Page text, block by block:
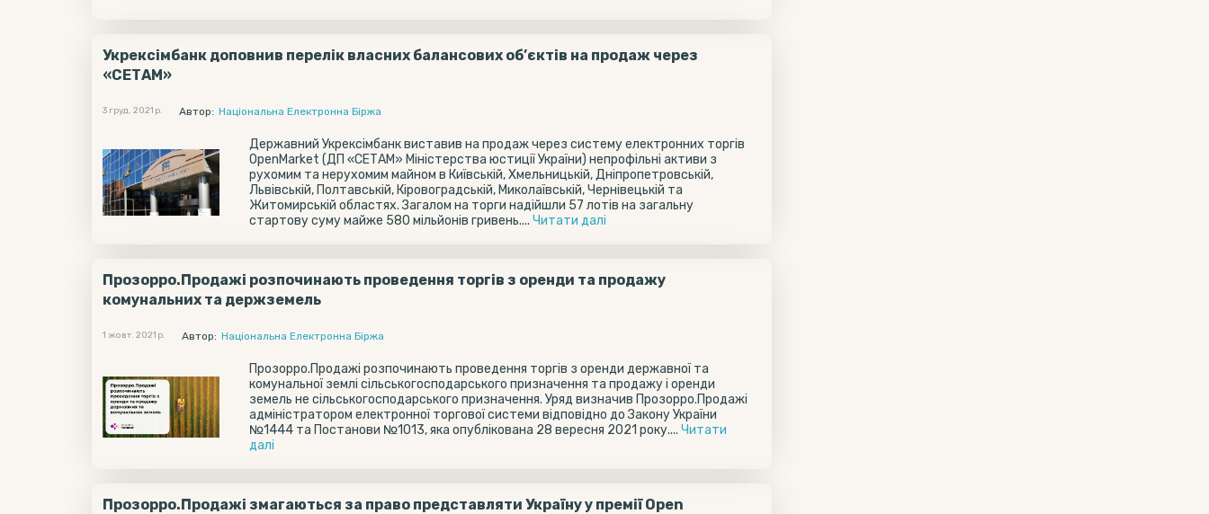
Укрексімбанк доповнив перелік власних балансових об’єктів на продаж через
«СЕТАМ»
3 груд. 2021 р. Автор: Національна Електронна Біржа
Державний Укрексімбанк виставив на продаж через систему електронних торгів
OpenMarket (ДП «СЕТАМ» Міністерства юстиції України) непрофільні активи з
рухомим та нерухомим майном в Київській, Хмельницькій, Дніпропетровській,
Львівській, Полтавській, Кіровоградській, Миколаївській, Чернівецькій та
Житомирській областях. Загалом на торги надійшли 57 лотів на загальну
стартову суму майже 580 мільйонів гривень.... Читати далi
Прозорро.Продажі розпочинають проведення торгів з оренди та продажу
комунальних та держземель
1 жовт. 2021 р. Автор: Національна Електронна Біржа
Прозорро.Продажі розпочинають проведення торгів з оренди державної та
комунальної землі сільськогосподарського призначення та продажу і оренди
земель не сільськогосподарського призначення. Уряд визначив Прозорро.Продажі
адміністратором електронної торгової системи відповідно до Закону України
№1444 та Постанови №1013, яка опублікована 28 вересня 2021 року.... Читати
далi
Прозорро.Продажі змагаються за право представляти Україну у премії Open